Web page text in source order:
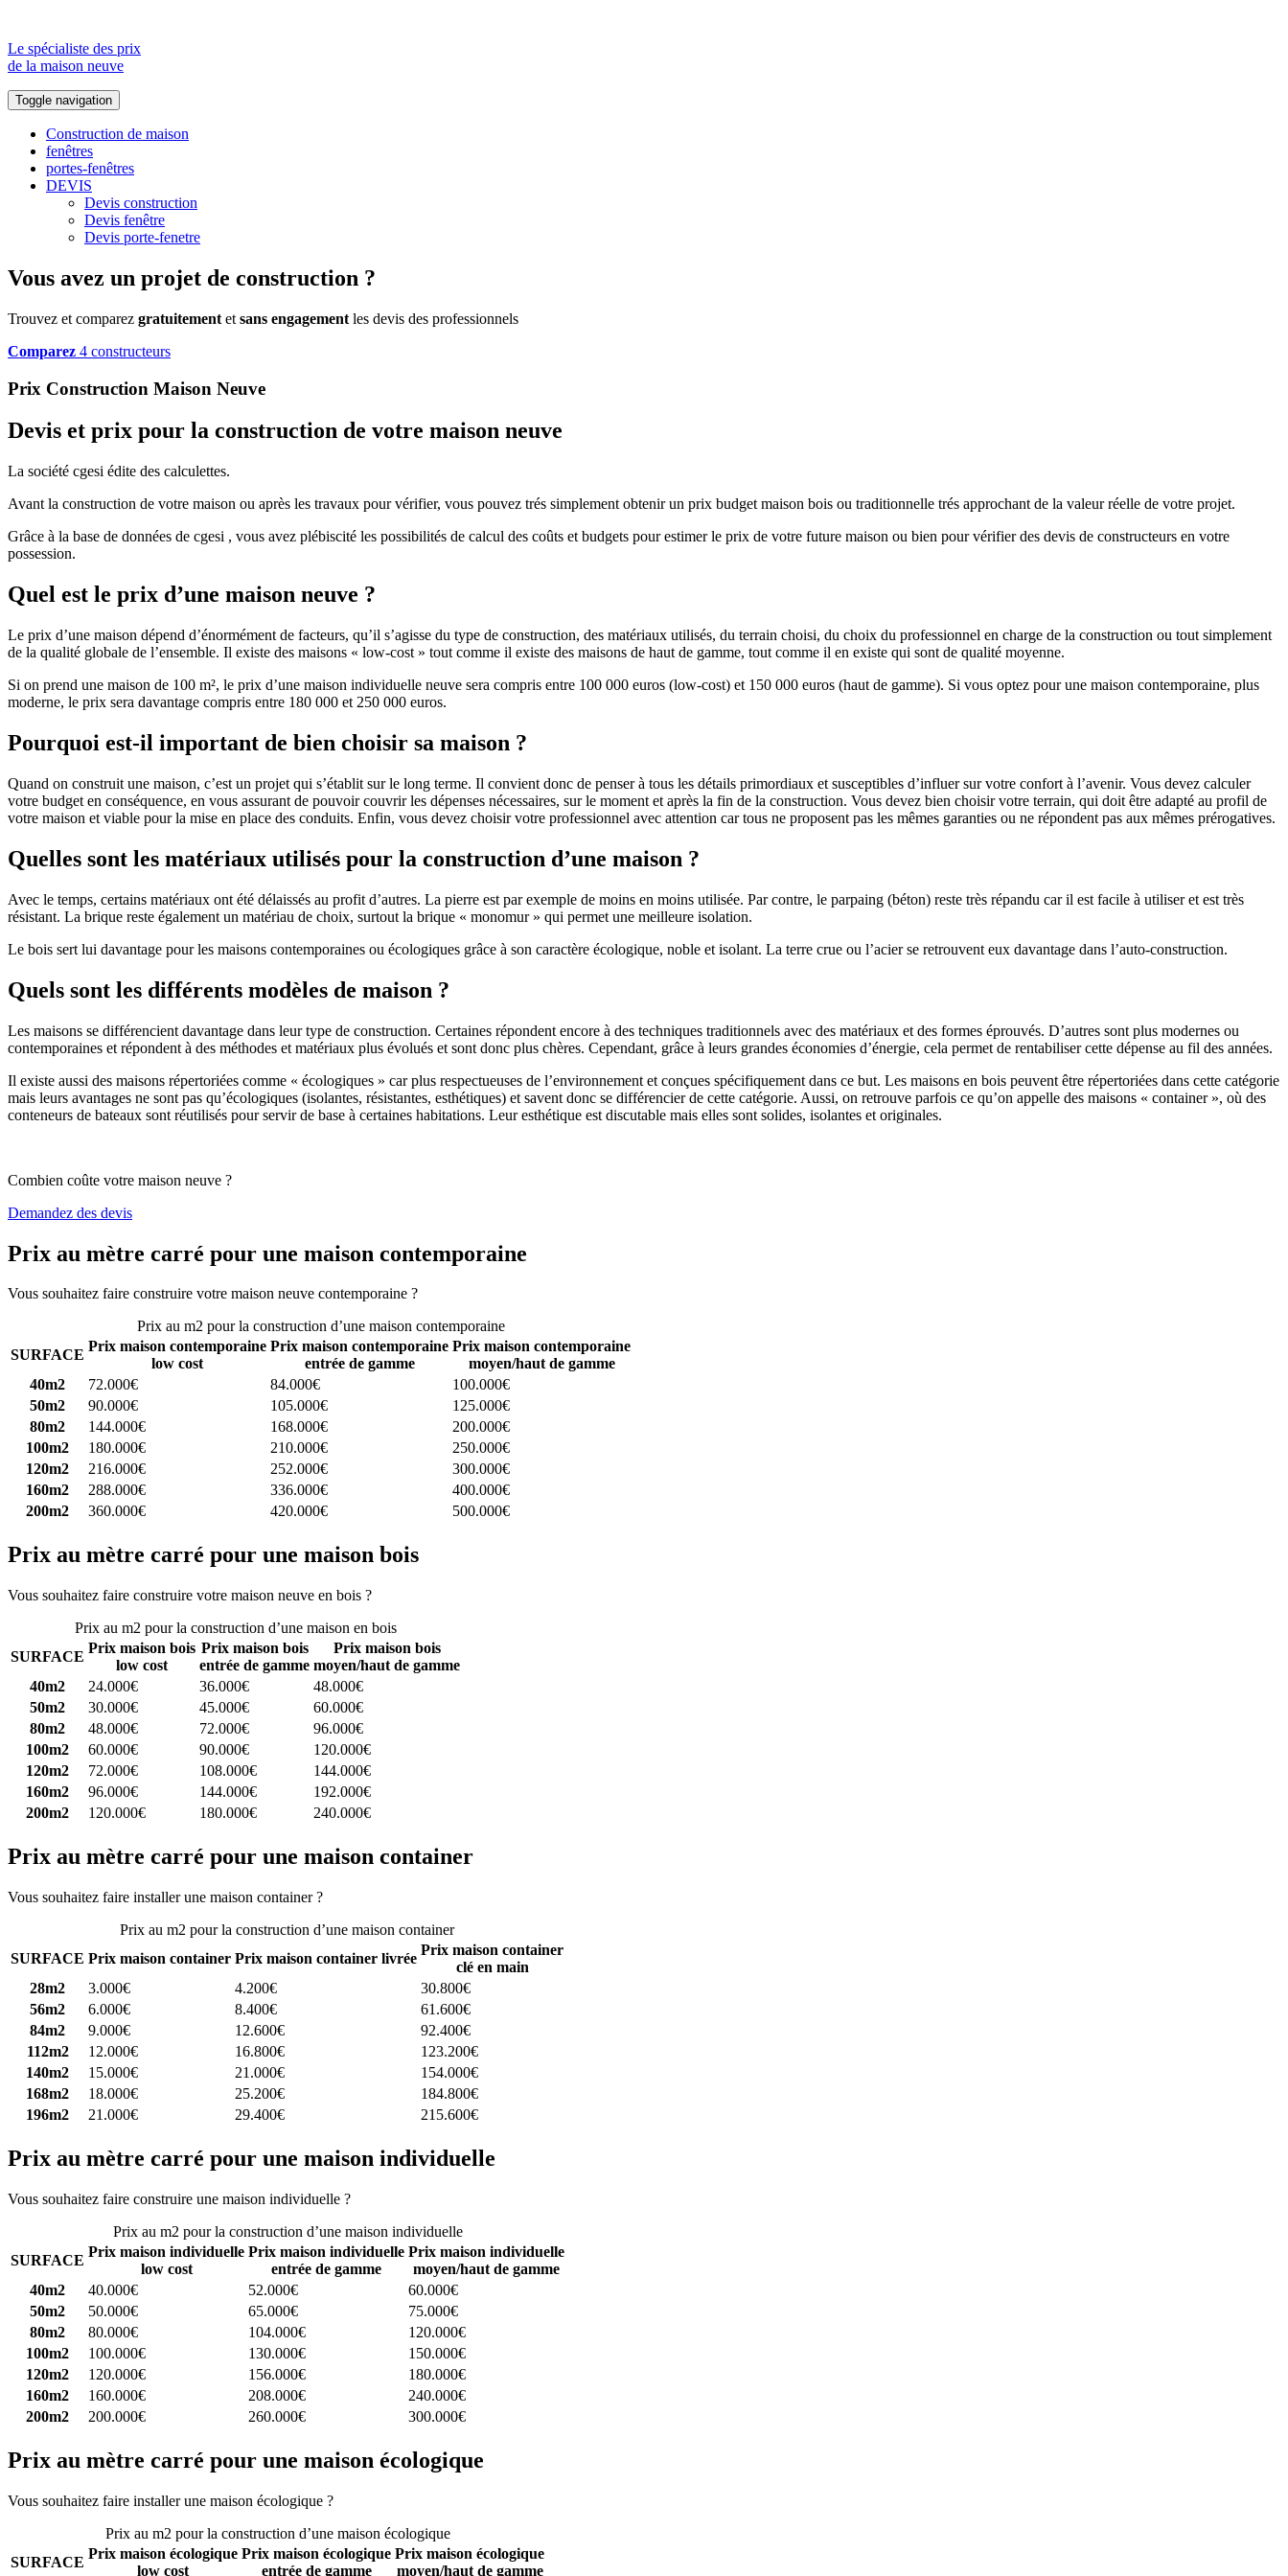
Le spécialiste des prix
de la maison neuve
Toggle navigation
Construction de maison
fenêtres
portes-fenêtres
DEVIS
Devis construction
Devis fenêtre
Devis porte-fenetre
Vous avez un projet de construction ?
Trouvez et comparez gratuitement et sans engagement les devis des professionnels
Comparez 4 constructeurs
Prix Construction Maison Neuve
Devis et prix pour la construction de votre maison neuve
La société cgesi édite des calculettes.
Avant la construction de votre maison ou après les travaux pour vérifier, vous pouvez trés simplement obtenir un prix budget maison bois ou traditionnelle trés approchant de la valeur réelle de votre projet.
Grâce à la base de données de cgesi , vous avez plébiscité les possibilités de calcul des coûts et budgets pour estimer le prix de votre future maison ou bien pour vérifier des devis de constructeurs en votre
possession.
Quel est le prix d’une maison neuve ?
Le prix d’une maison dépend d’énormément de facteurs, qu’il s’agisse du type de construction, des matériaux utilisés, du terrain choisi, du choix du professionnel en charge de la construction ou tout simplement
de la qualité globale de l’ensemble. Il existe des maisons « low-cost » tout comme il existe des maisons de haut de gamme, tout comme il en existe qui sont de qualité moyenne.
Si on prend une maison de 100 m², le prix d’une maison individuelle neuve sera compris entre 100 000 euros (low-cost) et 150 000 euros (haut de gamme). Si vous optez pour une maison contemporaine, plus
moderne, le prix sera davantage compris entre 180 000 et 250 000 euros.
Pourquoi est-il important de bien choisir sa maison ?
Quand on construit une maison, c’est un projet qui s’établit sur le long terme. Il convient donc de penser à tous les détails primordiaux et susceptibles d’influer sur votre confort à l’avenir. Vous devez calculer
votre budget en conséquence, en vous assurant de pouvoir couvrir les dépenses nécessaires, sur le moment et après la fin de la construction. Vous devez bien choisir votre terrain, qui doit être adapté au profil de
votre maison et viable pour la mise en place des conduits. Enfin, vous devez choisir votre professionnel avec attention car tous ne proposent pas les mêmes garanties ou ne répondent pas aux mêmes prérogatives.
Quelles sont les matériaux utilisés pour la construction d’une maison ?
Avec le temps, certains matériaux ont été délaissés au profit d’autres. La pierre est par exemple de moins en moins utilisée. Par contre, le parpaing (béton) reste très répandu car il est facile à utiliser et est très
résistant. La brique reste également un matériau de choix, surtout la brique « monomur » qui permet une meilleure isolation.
Le bois sert lui davantage pour les maisons contemporaines ou écologiques grâce à son caractère écologique, noble et isolant. La terre crue ou l’acier se retrouvent eux davantage dans l’auto-construction.
Quels sont les différents modèles de maison ?
Les maisons se différencient davantage dans leur type de construction. Certaines répondent encore à des techniques traditionnels avec des matériaux et des formes éprouvés. D’autres sont plus modernes ou
contemporaines et répondent à des méthodes et matériaux plus évolués et sont donc plus chères. Cependant, grâce à leurs grandes économies d’énergie, cela permet de rentabiliser cette dépense au fil des années.
Il existe aussi des maisons répertoriées comme « écologiques » car plus respectueuses de l’environnement et conçues spécifiquement dans ce but. Les maisons en bois peuvent être répertoriées dans cette catégorie
mais leurs avantages ne sont pas qu’écologiques (isolantes, résistantes, esthétiques) et savent donc se différencier de cette catégorie. Aussi, on retrouve parfois ce qu’on appelle des maisons « container », où des
conteneurs de bateaux sont réutilisés pour servir de base à certaines habitations. Leur esthétique est discutable mais elles sont solides, isolantes et originales.
Combien coûte votre maison neuve ?
Demandez des devis
Prix au mètre carré pour une maison contemporaine
Vous souhaitez faire construire votre maison neuve contemporaine ?
Prix au m2 pour la construction d’une maison contemporaine
SURFACE
Prix maison contemporaine
low cost
Prix maison contemporaine
entrée de gamme
Prix maison contemporaine
moyen/haut de gamme
40m2
72.000€ 84.000€
100.000€
50m2
90.000€ 105.000€
125.000€
80m2
144.000€ 168.000€
200.000€
100m2
180.000€ 210.000€
250.000€
120m2
216.000€ 252.000€
300.000€
160m2
288.000€ 336.000€
400.000€
200m2
360.000€ 420.000€ 500.000€
Prix au mètre carré pour une maison bois
Vous souhaitez faire construire votre maison neuve en bois ?
Prix au m2 pour la construction d’une maison en bois
SURFACE
Prix maison bois
low cost
Prix maison bois
entrée de gamme
Prix maison bois
moyen/haut de gamme
40m2
24.000€ 36.000€
48.000€
50m2
30.000€ 45.000€
60.000€
80m2
48.000€ 72.000€
96.000€
100m2
60.000€ 90.000€
120.000€
120m2
72.000€ 108.000€
144.000€
160m2
96.000€ 144.000€
192.000€
200m2
120.000€ 180.000€ 240.000€
Prix au mètre carré pour une maison container
Vous souhaitez faire installer une maison container ?
Prix au m2 pour la construction d’une maison container
SURFACE Prix maison container Prix maison container livrée
Prix maison container
clé en main
28m2
3.000€ 4.200€
30.800€
56m2
6.000€ 8.400€
61.600€
84m2
9.000€ 12.600€
92.400€
112m2
12.000€ 16.800€
123.200€
140m2
15.000€ 21.000€
154.000€
168m2
18.000€ 25.200€
184.800€
196m2
21.000€ 29.400€ 215.600€
Prix au mètre carré pour une maison individuelle
Vous souhaitez faire construire une maison individuelle ?
Prix au m2 pour la construction d’une maison individuelle
SURFACE
Prix maison individuelle
low cost
Prix maison individuelle
entrée de gamme
Prix maison individuelle
moyen/haut de gamme
40m2
40.000€ 52.000€
60.000€
50m2
50.000€ 65.000€
75.000€
80m2
80.000€ 104.000€
120.000€
100m2
100.000€ 130.000€
150.000€
120m2
120.000€ 156.000€
180.000€
160m2
160.000€ 208.000€
240.000€
200m2
200.000€ 260.000€ 300.000€
Prix au mètre carré pour une maison écologique
Vous souhaitez faire installer une maison écologique ?
Prix au m2 pour la construction d’une maison écologique
SURFACE
Prix maison écologique
low cost
Prix maison écologique
entrée de gamme
Prix maison écologique
moyen/haut de gamme